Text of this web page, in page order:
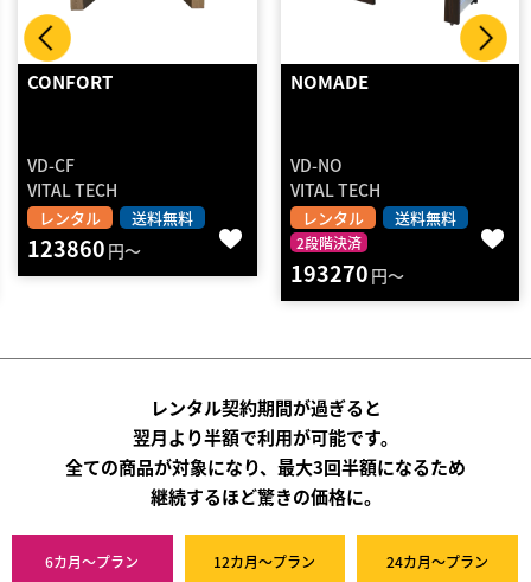
NOMADE
VD-NO
VITAL TECH
レンタル 送料無料
2段階決済
193270円～
COMPACT
VD-CP
VITAL TECH
レンタル 送料無料
2段階決済
133980 円～
レンタル契約期間が過ぎると
翌月より半額で利用が可能です。
全ての商品が対象になり、最大3回半額になるため
継続するほど驚きの価格に。
6カ月～プラン 12カ月～プラン 24カ月～プラン